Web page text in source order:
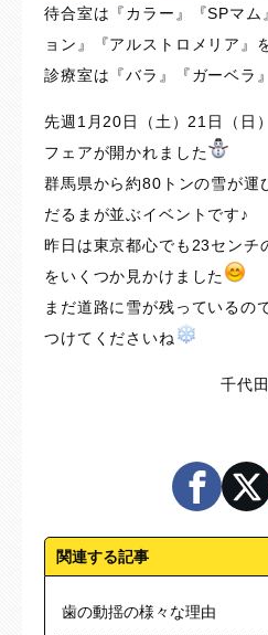
待合室は『カラー』『SPマム
ョン』『アルストロメリア』
診療室は『バラ』『ガーベラ
先週1月20日（土）21日（日
フェアが開かれました
群馬県から約80トンの雪が運
だるまが並ぶイベントです♪
昨日は東京都心でも23センチ
をいくつか見かけました
まだ道路に雪が残っているの
つけてくださいね
千代
関連する記事
歯の動揺の様々な理由